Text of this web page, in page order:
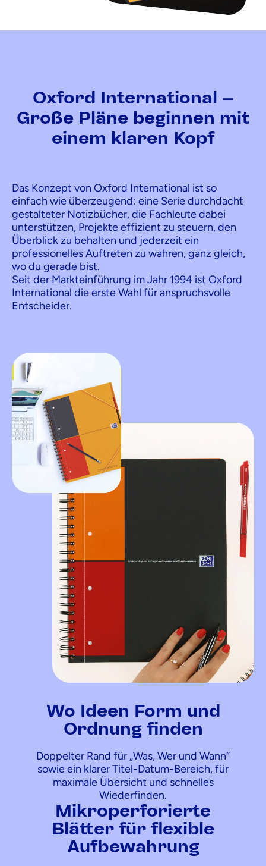
Oxford International –
Große Pläne beginnen mit
einem klaren Kopf
Das Konzept von Oxford International ist so
einfach wie überzeugend: eine Serie durchdacht
gestalteter Notizbücher, die Fachleute dabei
unterstützen, Projekte effizient zu steuern, den
Überblick zu behalten und jederzeit ein
professionelles Auftreten zu wahren, ganz gleich,
wo du gerade bist.
Seit der Markteinführung im Jahr 1994 ist Oxford
International die erste Wahl für anspruchsvolle
Entscheider.
Wo Ideen Form und
Ordnung finden
Doppelter Rand für „Was, Wer und Wann“
sowie ein klarer Titel-Datum-Bereich, für
maximale Übersicht und schnelles
Wiederfinden.
Mikroperforierte
Blätter für flexible
Aufbewahrung